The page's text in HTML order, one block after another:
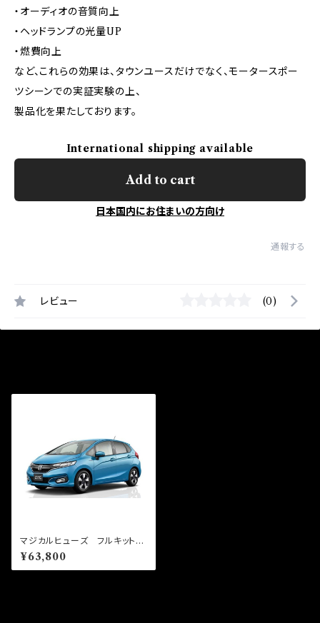
・オーディオの音質向上
・ヘッドランプの光量UP
・燃費向上
など、これらの効果は、タウンユースだけでなく、モータースポー
ツシーンでの実証実験の上、
製品化を果たしております。
International shipping available
Add to cart
日本国内にお住まいの方向け
通報する
レビュー (0)
マジカルヒューズ フルキット
フィットHV GP6 MFHF70
6 58個
¥63,800